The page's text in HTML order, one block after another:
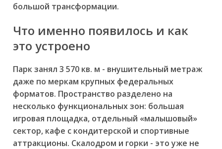
большой трансформации.
Что именно появилось и как
это устроено
Парк занял 3 570 кв. м - внушительный метраж
даже по меркам крупных федеральных
форматов. Пространство разделено на
несколько функциональных зон: большая
игровая площадка, отдельный «малышовый»
сектор, кафе с кондитерской и спортивные
аттракционы. Скалодром и горки - это уже не